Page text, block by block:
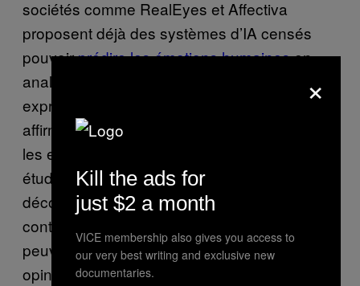
sociétés comme RealEyes et Affectiva
proposent déjà des systèmes d’IA censés
pouvoirprédire les émotions humainesen
analysant le langage corporel et les
expressions faciales. Toutefois, cette
affirmation est fortement
les experts en IA. Parallèlement, dans une
étude remarquable, des chercheurs ont
découvert que les avatars numériques
contrôlés par l’IA dans les espaces virtuels
peuvent être utilisés pour imposer certaines
opinions politiques aux gens.
×
Kill the ads for
just $2 a month
VICE membership also gives you access to
our very best writing and exclusive new
documentaries.